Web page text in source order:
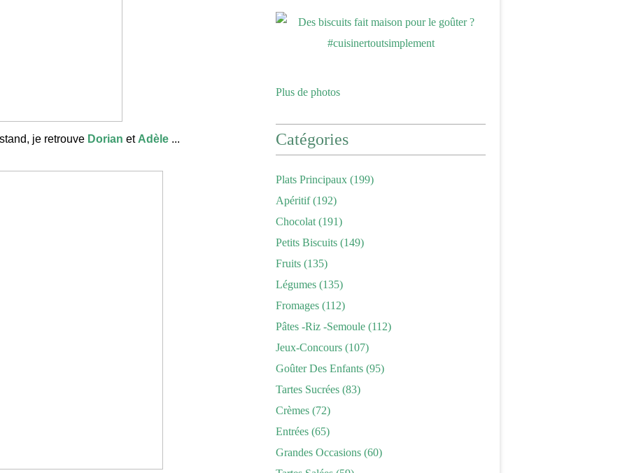
je retrouve Dorian et Adèle ...
Plus de photos
Catégories
Plats Principaux (199)
Apéritif(192)
Chocolat (191)
Petits Biscuits (149)
Fruits (135)
Légumes (135)
Fromages (112)
Pâtes -riz -semoule (112)
Jeux-Concours (107)
Goûter Des Enfants (95)
Tartes Sucrées (83)
Crèmes (72)
Entrées (65)
Grandes Occasions (60)